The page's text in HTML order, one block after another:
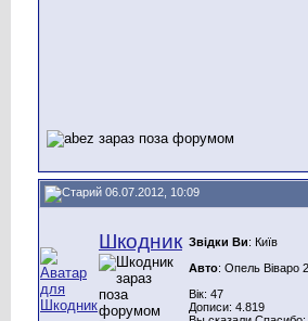
06.07.2012, 10:09
Шкодник Звідки Ви: Київ
Авто: Опель Віваро
Вік: 47
Дописи: 4.819